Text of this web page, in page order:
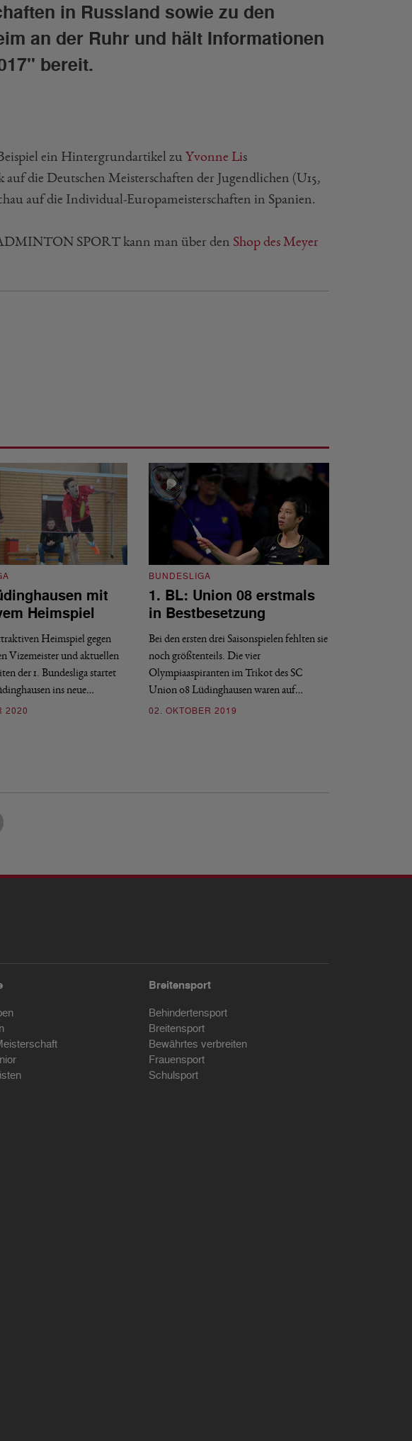
in Russland sowie zu den
an der Ruhr und hält Informationen
bereit.
ein Hintergrundartikel zu Yvonne Lis
die Deutschen Meisterschaften der Jugendlichen (U15,
auf die Individual-Europameisterschaften in Spanien.
SPORT kann man über den Shop des Meyer
mit
Heimspiel
Heimspiel gegen
Vizemeister und aktuellen
der 1. Bundesliga startet
ins neue…
2020
BUNDESLIGA
1. BL: Union 08 erstmals
in Bestbesetzung
Bei den ersten drei Saisonspielen fehlten sie
noch größtenteils. Die vier
Olympiaaspiranten im Trikot des SC
Union 08 Lüdinghausen waren auf…
02. OKTOBER 2019
Breitensport
Behindertensport
Breitensport
Bewährtes verbreiten
Frauensport
Schulsport